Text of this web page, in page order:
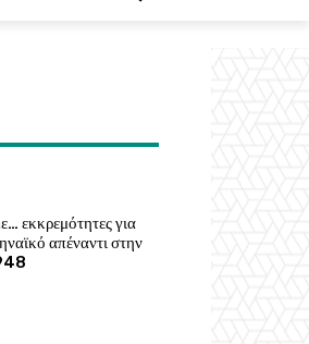
εκκρεμότητες για
απέναντι στην